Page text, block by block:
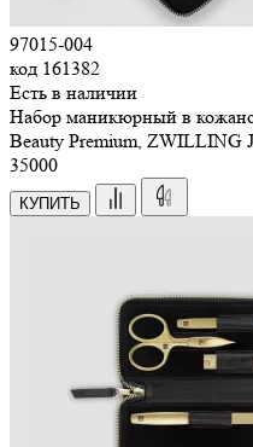
97015-004
код 161382
Есть в наличии
Набор маникюрный в
Beauty Premium, ZWILLING
35000
КУПИТЬ